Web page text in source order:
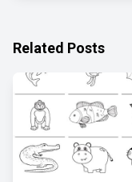
Related Posts